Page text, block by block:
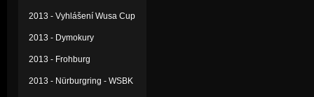
2013 - Vyhlášení Wusa Cup
2013 - Dymokury
2013 - Frohburg
2013 - Nürburgring - WSBK